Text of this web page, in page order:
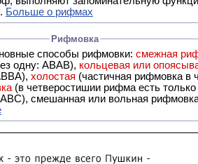
Больше о рифмах
Рифмовка
способы рифмовки: смежная
одну: ABAB), кольцевая или
холостая (частичная рифмовка в
(в четверостишии рифма есть
различными